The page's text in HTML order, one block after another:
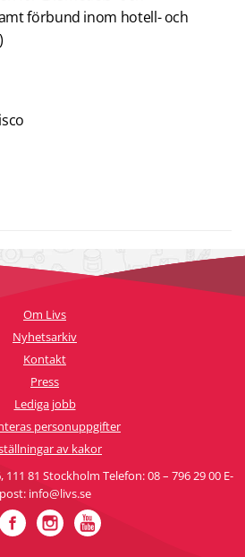
förbund inom hotell- och
Om Livs
Nyhetsarkiv
Kontakt
Press
Lediga jobb
personuppgifter
av kakor
81 Stockholm Telefon: 08 – 796 29 00 E-
post: info@livs.se
FacebookInstagram